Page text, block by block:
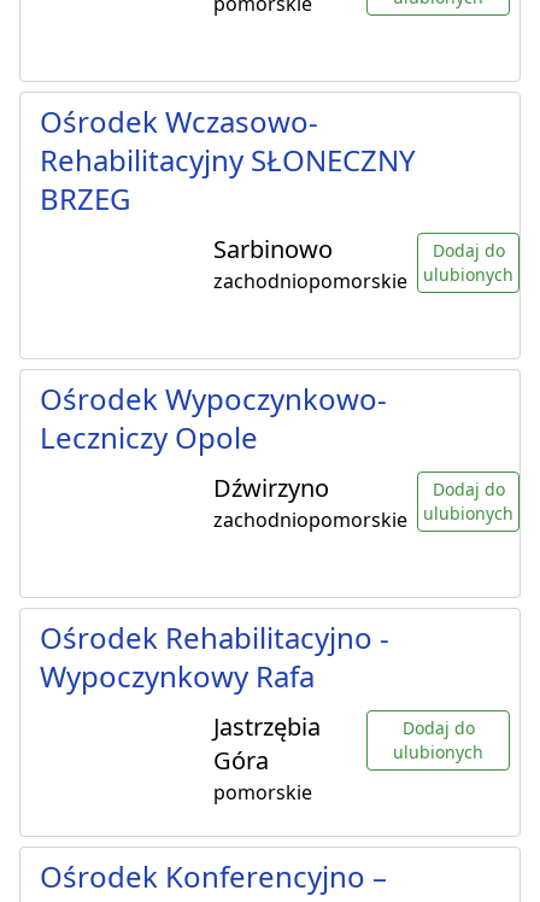
Ośrodek Wczasowo-
Rehabilitacyjny SŁONECZNY
BRZEG
Sarbinowo
zachodniopomorskie
Dodaj do
ulubionych
Ośrodek Wypoczynkowo-
Leczniczy Opole
Dźwirzyno
zachodniopomorskie
Dodaj do
ulubionych
Ośrodek Rehabilitacyjno -
Wypoczynkowy Rafa
Jastrzębia
Góra
pomorskie
Dodaj do
ulubionych
Ośrodek Konferencyjno –